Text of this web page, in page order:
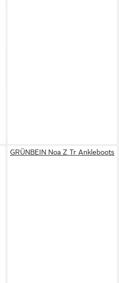
GRÜNBEIN Noa Z Tr Ankleboots